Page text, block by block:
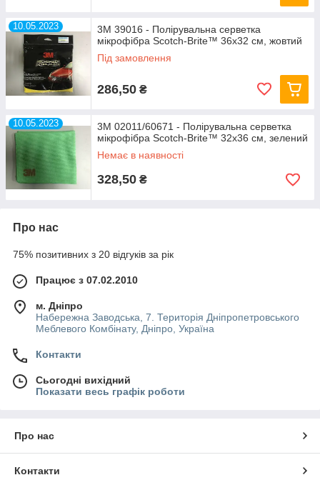
10.05.2023
3M 39016 - Полірувальна серветка
мікрофібра Scotch-Brite™ 36х32 см, жовтий
Під замовлення
286,50 ₴
10.05.2023
3M 02011/60671 - Полірувальна серветка
мікрофібра Scotch-Brite™ 32х36 см, зелений
Немає в наявності
328,50 ₴
Про нас
75% позитивних з 20 відгуків за рік
Працює з 07.02.2010
м. Дніпро
Набережна Заводська, 7. Територія Дніпропетровського
Меблевого Комбінату, Дніпро, Україна
Контакти
Сьогодні вихідний
Показати весь графік роботи
Про нас
Контакти